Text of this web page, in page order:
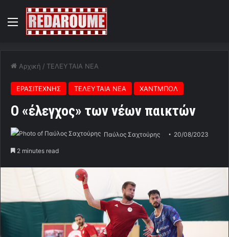
Menu
Αρχική / ΤΕΛΕΥΤΑΙΑ ΝΕΑ
ΕΡΑΣΙΤΕΧΝΗΣ ΤΕΛΕΥΤΑΙΑ ΝΕΑ ΧΑΝΤΜΠΟΛ
Ο «έλεγχος» των νέων παικτών
Παύλος Σαχτούρης 20/08/2023
2 minutes read